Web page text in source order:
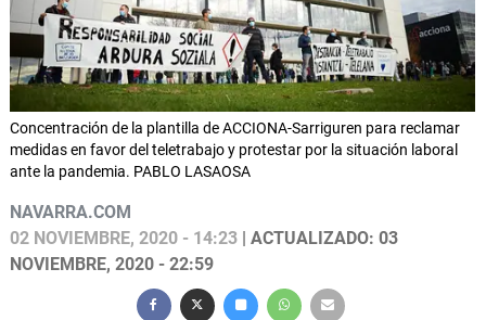
Concentración de la plantilla de ACCIONA-Sarriguren para reclamar
medidas en favor del teletrabajo y protestar por la situación laboral
ante la pandemia. PABLO LASAOSA
NAVARRA.COM
02 NOVIEMBRE, 2020 - 14:23 | ACTUALIZADO: 03
NOVIEMBRE, 2020 - 22:59